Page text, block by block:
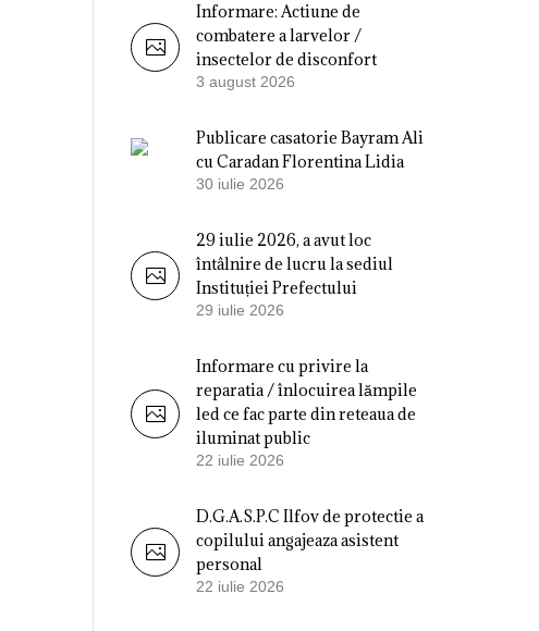
Informare: Actiune de
combatere a larvelor /
insectelor de disconfort
3 august 2026
Publicare casatorie Bayram Ali
cu Caradan Florentina Lidia
30 iulie 2026
29 iulie 2026, a avut loc
întâlnire de lucru la sediul
Instituției Prefectului
29 iulie 2026
Informare cu privire la
reparatia / înlocuirea lămpile
led ce fac parte din reteaua de
iluminat public
22 iulie 2026
D.G.A.S.P.C Ilfov de protectie a
copilului angajeaza asistent
personal
22 iulie 2026